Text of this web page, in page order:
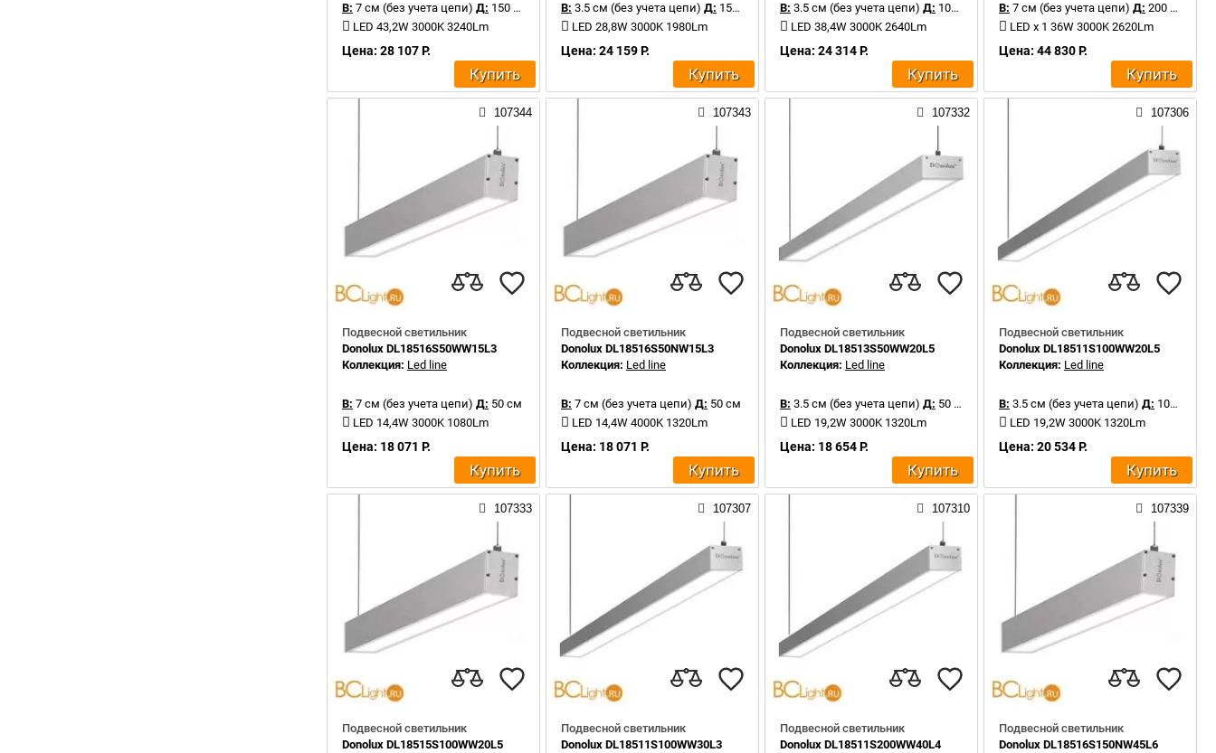
В: 7 см (без учета цепи) Д: 150 см
LED 43,2W 3000K 3240Lm
Цена: 28 107 Р.
Купить
В: 3.5 см (без учета цепи) Д: 150 см
LED 28,8W 3000K 1980Lm
Цена: 24 159 Р.
Купить
В: 3.5 см (без учета цепи) Д: 100 см
LED 38,4W 3000K 2640Lm
Цена: 24 314 Р.
Купить
В: 7 см (без учета цепи) Д: 200 см
LED x 1 36W 3000K 2620Lm
Цена: 44 830 Р.
Купить
107344
Подвесной светильник
Donolux DL18516S50WW15L3
Коллекция: Led line
В: 7 см (без учета цепи) Д: 50 см
LED 14,4W 3000K 1080Lm
Цена: 18 071 Р.
Купить
107343
Подвесной светильник
Donolux DL18516S50NW15L3
Коллекция: Led line
В: 7 см (без учета цепи) Д: 50 см
LED 14,4W 4000K 1320Lm
Цена: 18 071 Р.
Купить
107332
Подвесной светильник
Donolux DL18513S50WW20L5
Коллекция: Led line
В: 3.5 см (без учета цепи) Д: 50 см
LED 19,2W 3000K 1320Lm
Цена: 18 654 Р.
Купить
107306
Подвесной светильник
Donolux DL18511S100WW20L5
Коллекция: Led line
В: 3.5 см (без учета цепи) Д: 100 см
LED 19,2W 3000K 1320Lm
Цена: 20 534 Р.
Купить
107333
Подвесной светильник
Donolux DL18515S100WW20L5
107307
Подвесной светильник
Donolux DL18511S100WW30L3
107310
Подвесной светильник
Donolux DL18511S200WW40L4
107339
Подвесной светильник
Donolux DL18516S150NW45L6